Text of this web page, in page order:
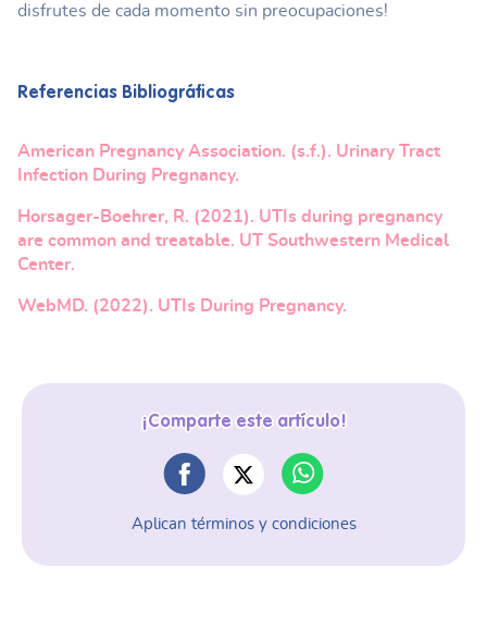
disfrutes de cada momento sin preocupaciones!
Referencias Bibliográficas
American Pregnancy Association. (s.f.). Urinary Tract
Infection During Pregnancy.
Horsager-Boehrer, R. (2021). UTIs during pregnancy
are common and treatable. UT Southwestern Medical
Center.
WebMD. (2022). UTIs During Pregnancy.
¡Comparte este artículo!
Aplican términos y condiciones